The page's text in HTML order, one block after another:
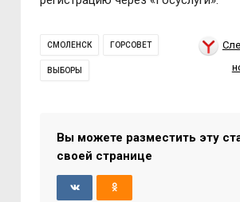
СМОЛЕНСК ГОРСОВЕТ
ВЫБОРЫ
Вы можете разместить эту
своей странице